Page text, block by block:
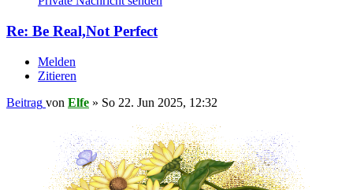
Re: Be Real,Not Perfect
Melden
Zitieren
Beitrag von Elfe » So 22. Jun 2025, 12:32